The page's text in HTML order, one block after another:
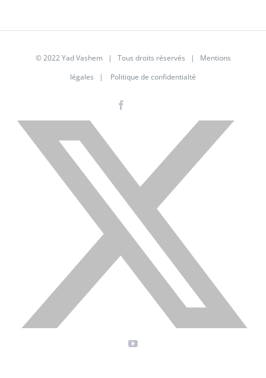
© 2022 Yad Vashem | Tous droits réservés | Mentions
légales | Politique de confidentialté
X
YouTube